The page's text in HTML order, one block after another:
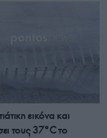
εικόνα και
τους 37°C το